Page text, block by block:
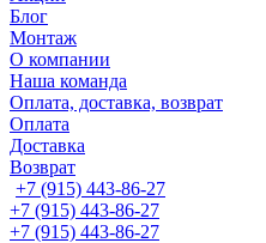
Блог
Монтаж
О компании
Наша команда
Оплата, доставка, возврат
Оплата
Доставка
Возврат
+7 (915) 443-86-27
+7 (915) 443-86-27
+7 (915) 443-86-27